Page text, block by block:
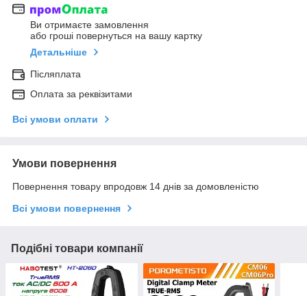
Ви отримаєте замовлення
або гроші повернуться на вашу картку
Детальніше
Післяплата
Оплата за реквізитами
Всі умови оплати
Умови повернення
Повернення товару впродовж 14 днів за домовленістю
Всі умови повернення
Подібні товари компанії